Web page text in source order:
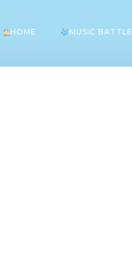
HOME MUSIC BATTLE